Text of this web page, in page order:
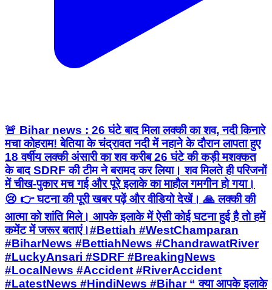
🚨 Bihar news : 26 घंटे बाद मिला लक्की का शव, नदी किनारे
मचा कोहराम! बेतिया के चंद्रावत नदी में नहाने के दौरान लापता हुए
18 वर्षीय लक्की अंसारी का शव करीब 26 घंटे की कड़ी मशक्कत
के बाद SDRF की टीम ने बरामद कर लिया। शव मिलते ही परिजनों
में चीख-पुकार मच गई और पूरे इलाके का माहौल गमगीन हो गया।
😢 👉 घटना की पूरी खबर पढ़ें और वीडियो देखें। 🙏 लक्की की
आत्मा को शांति मिले। आपके इलाके में ऐसी कोई घटना हुई है तो हमें
कमेंट में जरूर बताएं।#Bettiah #WestChamparan
#BiharNews #BettiahNews #ChandrawatRiver
#LuckyAnsari #SDRF #BreakingNews
#LocalNews #Accident #RiverAccident
#LatestNews #HindiNews #Bihar “ क्या आपके इलाके